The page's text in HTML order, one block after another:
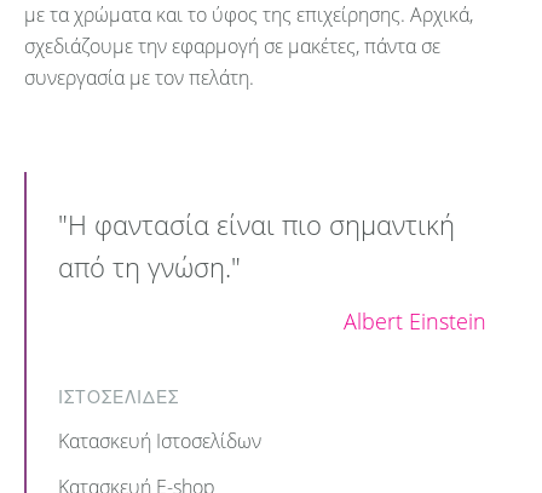
με τα χρώματα και το ύφος της επιχείρησης. Αρχικά,
σχεδιάζουμε την εφαρμογή σε μακέτες, πάντα σε
συνεργασία με τον πελάτη.
"Η φαντασία είναι πιο σημαντική
από τη γνώση."
Albert Einstein
ΙΣΤΟΣΕΛΙΔΕΣ
Κατασκευή Ιστοσελίδων
Κατασκευή E-shop